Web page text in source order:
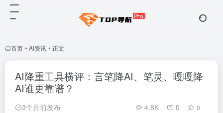
首页 • AI资讯 • 正文
AI降重工具横评：言笔降AI、笔灵、嘎嘎降
AI谁更靠谱？
3个月前发布 4.8K 0 0